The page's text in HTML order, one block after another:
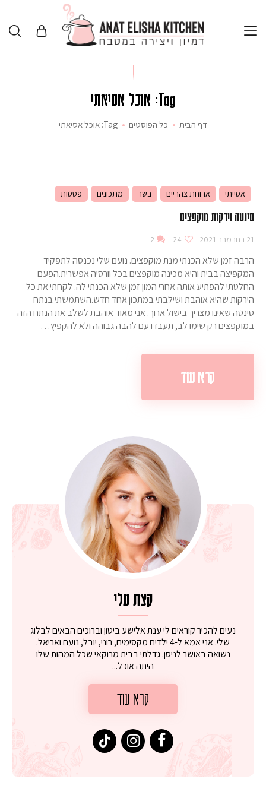
Tag: אוכל אסיאתי
דף הבית כל הפוסטים Tag: אוכל אסיאתי
אסייתי ארוחת צהריים בשר מתכונים פסטות
סינטה וירקות מוקפצים
21 בנובמבר 2021 24
2
הרבה זמן שלא הכנתי מנת מוקפצים. נועם שלי נכנסה לתפקיד
המקפיצה בבית והיא מכינה מוקפצים בכל וורסיה אפשרית.הפעם
החלטתי להפתיע אותה אחרי המון זמן שלא הכנתי לה. לקחתי את כל
הירקות שהיא אוהבת ושילבתי במתכון אחד חדש.השתמשתי בנתח
סינטה שאינו מצריך בישול ארוך. אני מאוד אוהבת לשלב את הנתח הזה
במוקפצים רק שימו לב, תעבדו עם להבה גבוהה ולא להקפיץ…
קרא עוד
קצת עלי
נעים להכיר קוראים לי ענת אלישע ביטון וברוכים הבאים לבלוג
שלי. אני אמא ל-4 ילדים מקסימים, רוני, יובל, נועם ואריאל.
נשואה באושר לניסן. גדלתי בבית מרוקאי שכל המהות שלו
היתה אוכל...
קרא עוד